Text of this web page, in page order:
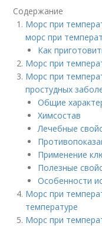
Содержание
Морс при
морс при
Как
Морс при
Морс при
простудных
Общие
Химсостав
Лечебные
Применение
Полезные
Особенности
Морс при
температуре
Морс при